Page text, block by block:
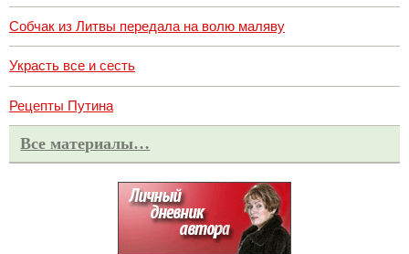
Собчак из Литвы передала на волю маляву
Украсть все и сесть
Рецепты Путина
Все материалы…